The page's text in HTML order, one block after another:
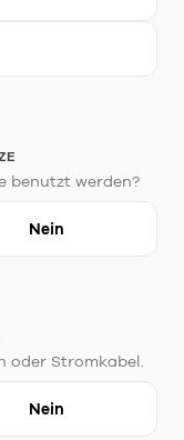
benutzt werden?
Nein
oder Stromkabel.
Nein